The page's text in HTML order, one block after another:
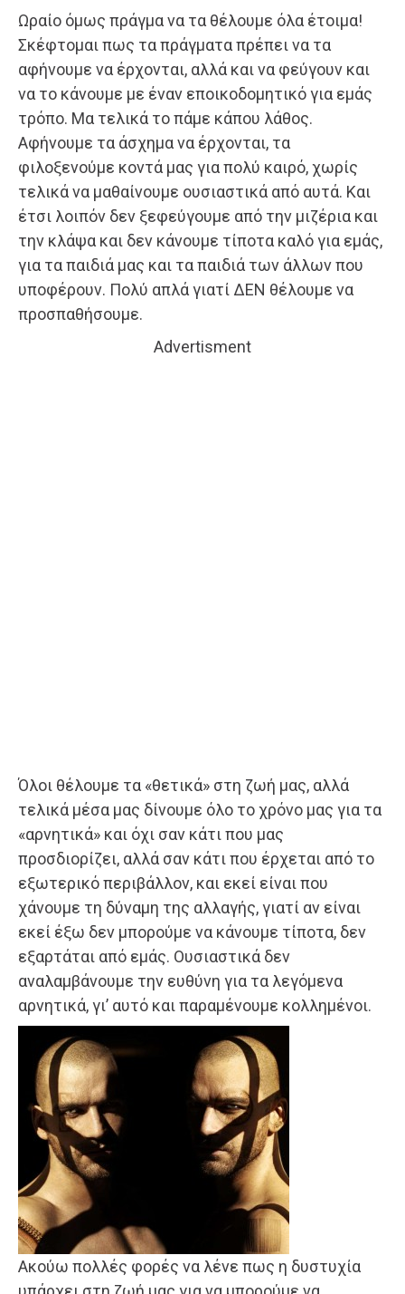
Ωραίο όμως πράγμα να τα θέλουμε όλα έτοιμα!
Σκέφτομαι πως τα πράγματα πρέπει να τα
αφήνουμε να έρχονται, αλλά και να φεύγουν και
να το κάνουμε με έναν εποικοδομητικό για εμάς
τρόπο. Μα τελικά το πάμε κάπου λάθος.
Αφήνουμε τα άσχημα να έρχονται, τα
φιλοξενούμε κοντά μας για πολύ καιρό, χωρίς
τελικά να μαθαίνουμε ουσιαστικά από αυτά. Και
έτσι λοιπόν δεν ξεφεύγουμε από την μιζέρια και
την κλάψα και δεν κάνουμε τίποτα καλό για εμάς,
για τα παιδιά μας και τα παιδιά των άλλων που
υποφέρουν. Πολύ απλά γιατί ΔΕΝ θέλουμε να
προσπαθήσουμε.
Advertisment
Όλοι θέλουμε τα «θετικά» στη ζωή μας, αλλά
τελικά μέσα μας δίνουμε όλο το χρόνο μας για τα
«αρνητικά» και όχι σαν κάτι που μας
προσδιορίζει, αλλά σαν κάτι που έρχεται από το
εξωτερικό περιβάλλον, και εκεί είναι που
χάνουμε τη δύναμη της αλλαγής, γιατί αν είναι
εκεί έξω δεν μπορούμε να κάνουμε τίποτα, δεν
εξαρτάται από εμάς. Ουσιαστικά δεν
αναλαμβάνουμε την ευθύνη για τα λεγόμενα
αρνητικά, γι’ αυτό και παραμένουμε κολλημένοι.
Ακούω πολλές φορές να λένε πως η δυστυχία